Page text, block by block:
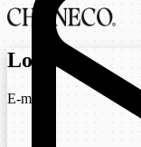
Login
E-mail